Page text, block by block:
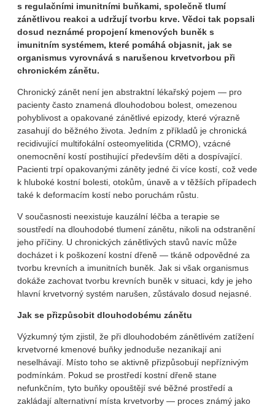
s regulačními imunitními buňkami, společně tlumí
zánětlivou reakci a udržují tvorbu krve. Vědci tak popsali
dosud neznámé propojení kmenových buněk s
imunitním systémem, které pomáhá objasnit, jak se
organismus vyrovnává s narušenou krvetvorbou při
chronickém zánětu.
Chronický zánět není jen abstraktní lékařský pojem — pro
pacienty často znamená dlouhodobou bolest, omezenou
pohyblivost a opakované zánětlivé epizody, které výrazně
zasahují do běžného života. Jedním z příkladů je chronická
recidivující multifokální osteomyelitida (CRMO), vzácné
onemocnění kostí postihující především děti a dospívající.
Pacienti trpí opakovanými záněty jedné či více kostí, což vede
k hluboké kostní bolesti, otokům, únavě a v těžších případech
také k deformacím kostí nebo poruchám růstu.
V současnosti neexistuje kauzální léčba a terapie se
soustředí na dlouhodobé tlumení zánětu, nikoli na odstranění
jeho příčiny. U chronických zánětlivých stavů navíc může
docházet i k poškození kostní dřeně — tkáně odpovědné za
tvorbu krevních a imunitních buněk. Jak si však organismus
dokáže zachovat tvorbu krevních buněk v situaci, kdy je jeho
hlavní krvetvorný systém narušen, zůstávalo dosud nejasné.
Jak se přizpůsobit dlouhodobému zánětu
Výzkumný tým zjistil, že při dlouhodobém zánětlivém zatížení
krvetvorné kmenové buňky jednoduše nezanikají ani
neselhávají. Místo toho se aktivně přizpůsobují nepříznivým
podmínkám. Pokud se prostředí kostní dřeně stane
nefunkčním, tyto buňky opouštějí své běžné prostředí a
zakládají alternativní místa krvetvorby — proces známý jako